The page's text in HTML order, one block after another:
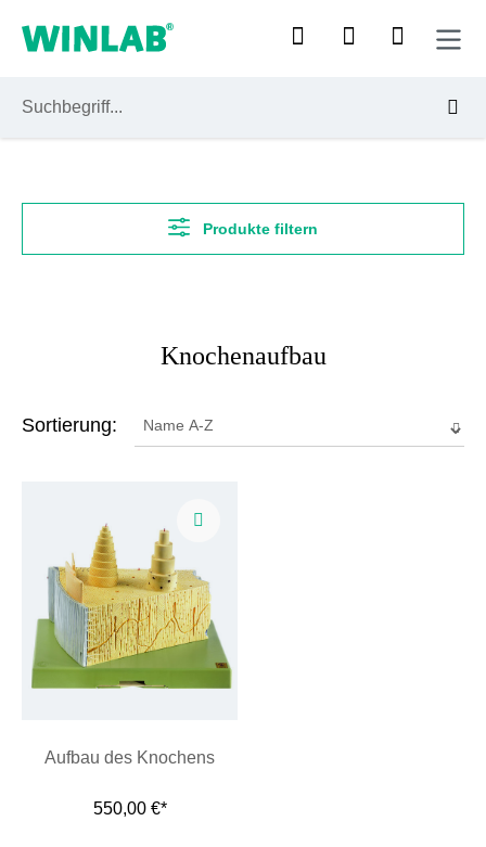
Produkte filtern
Knochenaufbau
Sortierung:
Aufbau des Knochens
550,00 €*